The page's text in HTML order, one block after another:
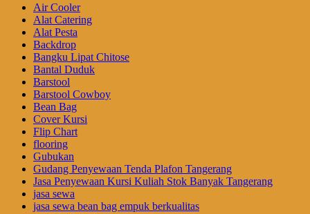
Air Cooler
Alat Catering
Alat Pesta
Backdrop
Bangku Lipat Chitose
Bantal Duduk
Barstool
Barstool Cowboy
Bean Bag
Cover Kursi
Flip Chart
flooring
Gubukan
Gudang Penyewaan Tenda Plafon Tangerang
Jasa Penyewaan Kursi Kuliah Stok Banyak Tangerang
jasa sewa
jasa sewa bean bag empuk berkualitas